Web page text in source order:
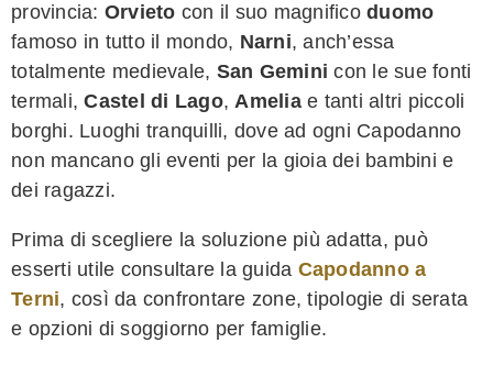
provincia: Orvieto con il suo magnifico duomo
famoso in tutto il mondo, Narni, anch’essa
totalmente medievale, San Gemini con le sue fonti
termali, Castel di Lago,Amelia e tanti altri piccoli
borghi. Luoghi tranquilli, dove ad ogni Capodanno
non mancano gli eventi per la gioia dei bambini e
dei ragazzi.
Prima di scegliere la soluzione più adatta, può
esserti utile consultare la guida Capodanno a
Terni, così da confrontare zone, tipologie di serata
e opzioni di soggiorno per famiglie.